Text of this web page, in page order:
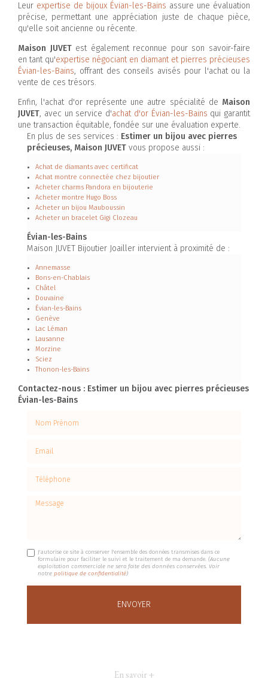
Leur expertise de bijoux Évian-les-Bains assure une évaluation
précise, permettant une appréciation juste de chaque pièce,
qu'elle soit ancienne ou récente.
Maison JUVETest également reconnue pour son savoir-faire
en tant qu'expertise négociant en diamant et pierres précieuses
Évian-les-Bains, offrant des conseils avisés pour l'achat ou la
vente de ces trésors.
Enfin, l'achat d'or représente une autre spécialité de Maison
JUVET, avec un service d'achat d'or Évian-les-Bains qui garantit
une transaction équitable, fondée sur une évaluation experte.
En plus de ses services : Estimer un bijou avec pierres
précieuses, Maison JUVET vous propose aussi :
Achat de diamants avec certificat
Achat montre connectée chez bijoutier
Acheter charms Pandora en bijouterie
Acheter montre Hugo Boss
Acheter un bijou Mauboussin
Acheter un bracelet Gigi Clozeau
Évian-les-Bains
Maison JUVET Bijoutier Joailler intervient à proximité de :
Annemasse
Bons-en-Chablais
Châtel
Douvaine
Évian-les-Bains
Genève
Lac Léman
Lausanne
Morzine
Sciez
Thonon-les-Bains
Contactez-nous : Estimer un bijou avec pierres précieuses
Évian-les-Bains
Message
J'autorise ce site à conserver l'ensemble des données transmises dans ce
formulaire pour faciliter le suivi et le traitement de ma demande.(Aucune
exploitation commerciale ne sera faite des données conservées. Voir
notrepolitique de confidentialité)
En savoir +